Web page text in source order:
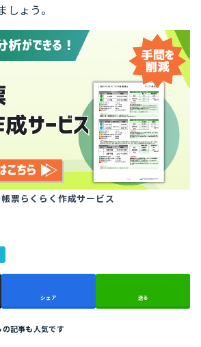
ょう。
票らくらく作成サービス
シェア 送る